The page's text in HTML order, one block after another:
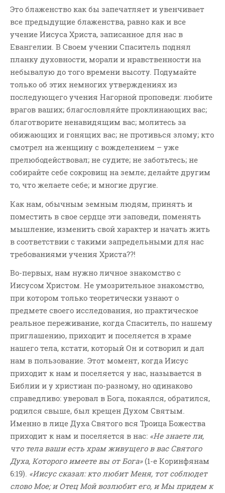
Это блаженство как бы запечатляет и увенчивает
все предыдущие блаженства, равно как и все
учение Иисуса Христа, записанное для нас в
Евангелии. В Своем учении Спаситель поднял
планку духовности, морали и нравственности на
небывалую до того времени высоту. Подумайте
только об этих немногих утверждениях из
последующего учения Нагорной проповеди: любите
врагов ваших; благословляйте проклинающих вас;
благотворите ненавидящим вас; молитесь за
обижающих и гонящих вас; не противься злому; кто
смотрел на женщину с вожделением – уже
прелюбодействовал; не судите; не заботьтесь; не
собирайте себе сокровищ на земле; делайте другим
то, что желаете себе; и многие другие.
Как нам, обычным земным людям, принять и
поместить в свое сердце эти заповеди, поменять
мышление, изменить свой характер и начать жить
в соответствии с такими запредельными для нас
требованиями учения Христа??!
Во-первых, нам нужно личное знакомство с
Иисусом Христом. Не умозрительное знакомство,
при котором только теоретически узнают о
предмете своего исследования, но практическое
реальное переживание, когда Спаситель, по нашему
приглашению, приходит и поселяется в храме
нашего тела, кстати, который Он и сотворил и дал
нам в пользование. Этот момент, когда Иисус
приходит к нам и поселяется у нас, называется в
Библии и у христиан по-разному, но одинаково
справедливо: уверовал в Бога, покаялся, обратился,
родился свыше, был крещен Духом Святым.
Именно в лице Духа Святого вся Троица Божества
приходит к нам и поселяется в нас: «Не знаете ли,
что тела ваши есть храм живущего в вас Святого
Духа, Которого имеете вы от Бога»(1-е Коринфянам
6:19). «Иисус сказал: кто любит Меня, тот соблюдет
слово Мое; и Отец Мой возлюбит его, и Мы придем к